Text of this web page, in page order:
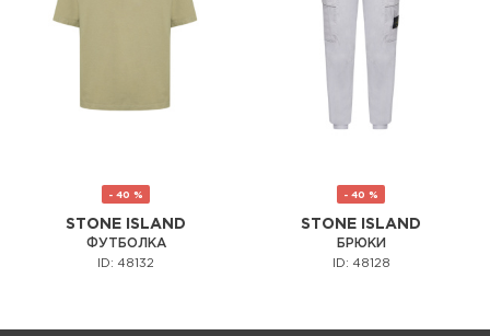
- 40 %
STONE ISLAND
ФУТБОЛКА
ID: 48132
- 40 %
STONE ISLAND
БРЮКИ
ID: 48128